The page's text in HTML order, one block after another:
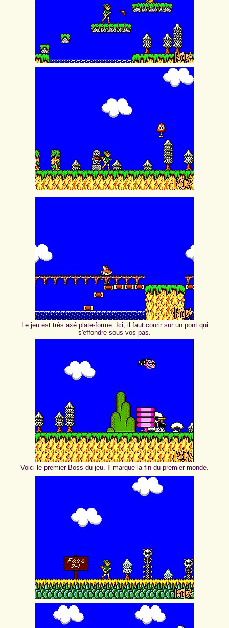
Le jeu est très axé plate-forme. Ici, il faut courir sur un pont qui
s'effondre sous vos pas.
Voici le premier Boss du jeu. Il marque la fin du premier monde.